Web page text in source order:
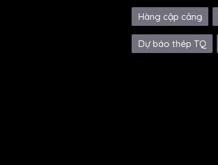
Hàng cập cảng
Dự báo thép TQ